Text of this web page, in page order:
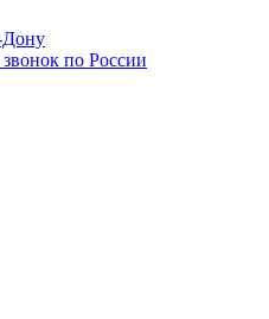
Дону
по России